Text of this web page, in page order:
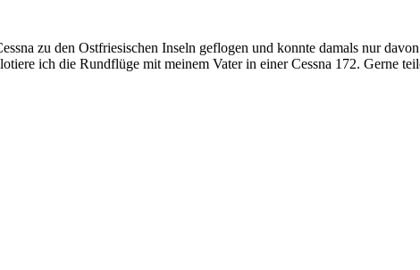
zu den Ostfriesischen Inseln geflogen und konnte damals nur
ich die Rundflüge mit meinem Vater in einer Cessna 172. Gerne